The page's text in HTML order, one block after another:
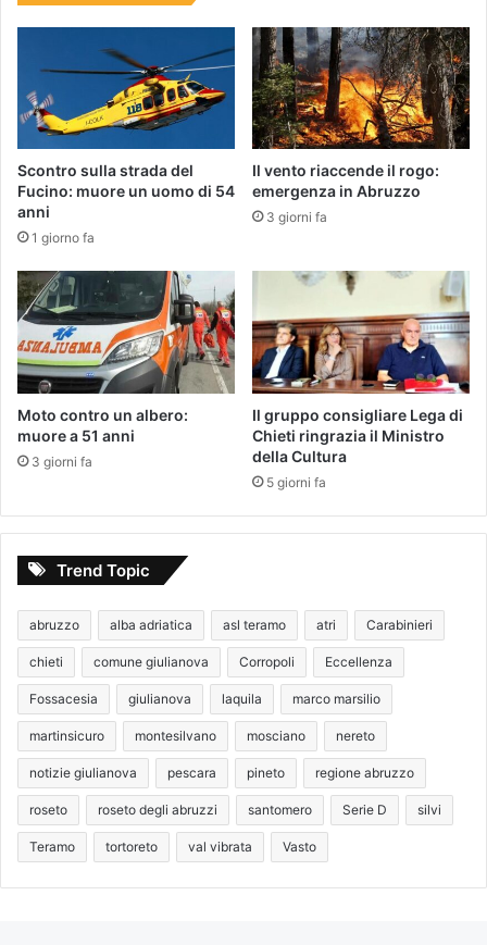
Scontro sulla strada del
Fucino: muore un uomo di 54
anni
1 giorno fa
Il vento riaccende il rogo:
emergenza in Abruzzo
3 giorni fa
Moto contro un albero:
muore a 51 anni
3 giorni fa
Il gruppo consigliare Lega di
Chieti ringrazia il Ministro
della Cultura
5 giorni fa
Trend Topic
abruzzo alba adriatica asl teramo atri Carabinieri
chieti comune giulianova Corropoli Eccellenza
Fossacesia giulianova laquila marco marsilio
martinsicuro montesilvano mosciano nereto
notizie giulianova pescara pineto regione abruzzo
roseto roseto degli abruzzi santomero Serie D silvi
Teramo tortoreto val vibrata Vasto